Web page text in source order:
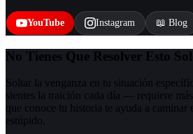
YouTube Instagram 📖 Blog
No Tienes Que Resolver Esto
Soltar la venganza en tu situación
sientes la traición cada día — requiere
que conoce tu historia te ayuda a caminar
estúpido.